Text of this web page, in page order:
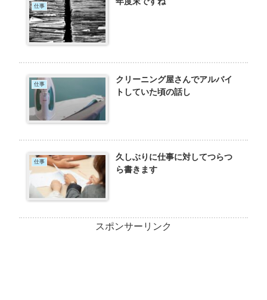
仕事
仕事
クリーニング屋さんでアルバイ
トしていた頃の話し
仕事
久しぶりに仕事に対してつらつ
ら書きます
スポンサーリンク